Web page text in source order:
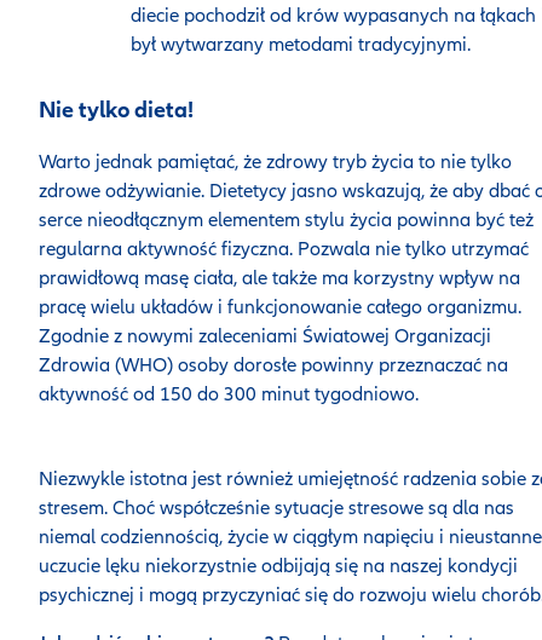
diecie pochodził od krów wypasanych na łąkach
był wytwarzany metodami tradycyjnymi.
Nie tylko dieta!
Warto jednak pamiętać, że zdrowy tryb życia to nie tylko
zdrowe odżywianie. Dietetycy jasno wskazują, że aby dbać
serce nieodłącznym elementem stylu życia powinna być też
regularna aktywność fizyczna. Pozwala nie tylko utrzymać
prawidłową masę ciała, ale także ma korzystny wpływ na
pracę wielu układów i funkcjonowanie całego organizmu.
Zgodnie z nowymi zaleceniami Światowej Organizacji
Zdrowia (WHO) osoby dorosłe powinny przeznaczać na
aktywność od 150 do 300 minut tygodniowo.
Niezwykle istotna jest również umiejętność radzenia sobie
stresem. Choć współcześnie sytuacje stresowe są dla nas
niemal codziennością, życie w ciągłym napięciu i nieustanne
uczucie lęku niekorzystnie odbijają się na naszej kondycji
psychicznej i mogą przyczyniać się do rozwoju wielu